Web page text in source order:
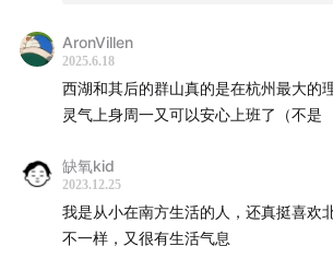
AronVillen
2025.6.18
西湖和其后的群山真的是在杭州最大的
灵气上身周一又可以安心上班了（不是
缺氧kid
2023.12.25
我是从小在南方生活的人，还真挺喜欢
不一样，又很有生活气息